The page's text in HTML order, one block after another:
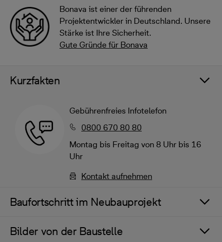
Bonava ist einer der führenden
Projektentwickler in Deutschland. Unsere
Stärke ist Ihre Sicherheit.
Gute Gründe für Bonava
Kurzfakten
Gebührenfreies Infotelefon
0800 670 80 80
Montag bis Freitag von 8 Uhr bis 16
Uhr
Kontakt aufnehmen
Baufortschritt im Neubauprojekt
Bilder von der Baustelle